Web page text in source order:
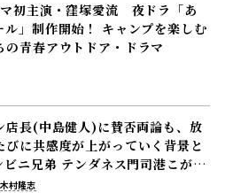
初主演・窪塚愛流 夜ドラ「あ
ル」制作開始！ キャンプを楽しむ
の青春アウトドア・ドラマ
店長(中島健人)に賛否両論も、放
びに共感度が上がっていく背景と
ビニ兄弟 テンダネス門司港こがね
木村隆志